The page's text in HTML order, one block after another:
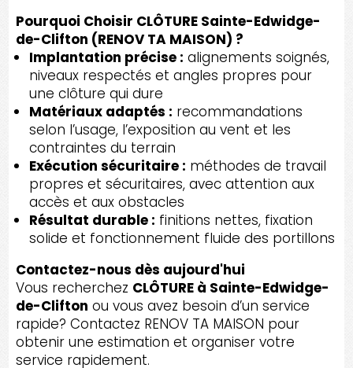
Pourquoi Choisir CLÔTURE Sainte-Edwidge-
de-Clifton (RENOV TA MAISON) ?
Implantation précise : alignements soignés,
niveaux respectés et angles propres pour
une clôture qui dure
Matériaux adaptés : recommandations
selon l’usage, l’exposition au vent et les
contraintes du terrain
Exécution sécuritaire : méthodes de travail
propres et sécuritaires, avec attention aux
accès et aux obstacles
Résultat durable : finitions nettes, fixation
solide et fonctionnement fluide des portillons
Contactez-nous dès aujourd'hui
Vous recherchez CLÔTURE à Sainte-Edwidge-
de-Clifton ou vous avez besoin d’un service
rapide? Contactez RENOV TA MAISON pour
obtenir une estimation et organiser votre
service rapidement.